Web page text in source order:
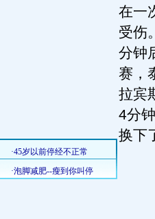
在一
受伤
分钟
赛，
拉宾
4分
换下